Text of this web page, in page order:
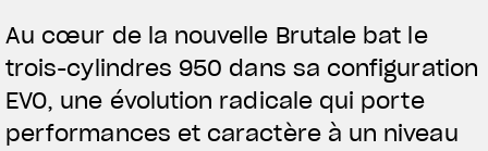
Au cœur de la nouvelle Brutale bat le
trois-cylindres 950 dans sa configuration
EVO, une évolution radicale qui porte
performances et caractère à un niveau